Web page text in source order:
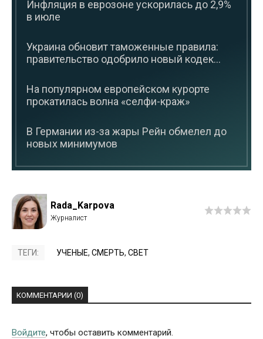
Инфляция в еврозоне ускорилась до 2,9%
в июле
Украина обновит таможенные правила:
правительство одобрило новый кодек...
На популярном европейском курорте
прокатилась волна «селфи-краж»
В Германии из-за жары Рейн обмелел до
новых минимумов
Rada_Karpova
ТЕГИ: УЧЕНЫЕ, СМЕРТЬ, СВЕТ
КОММЕНТАРИИ (0)
Войдите, чтобы оставить комментарий.